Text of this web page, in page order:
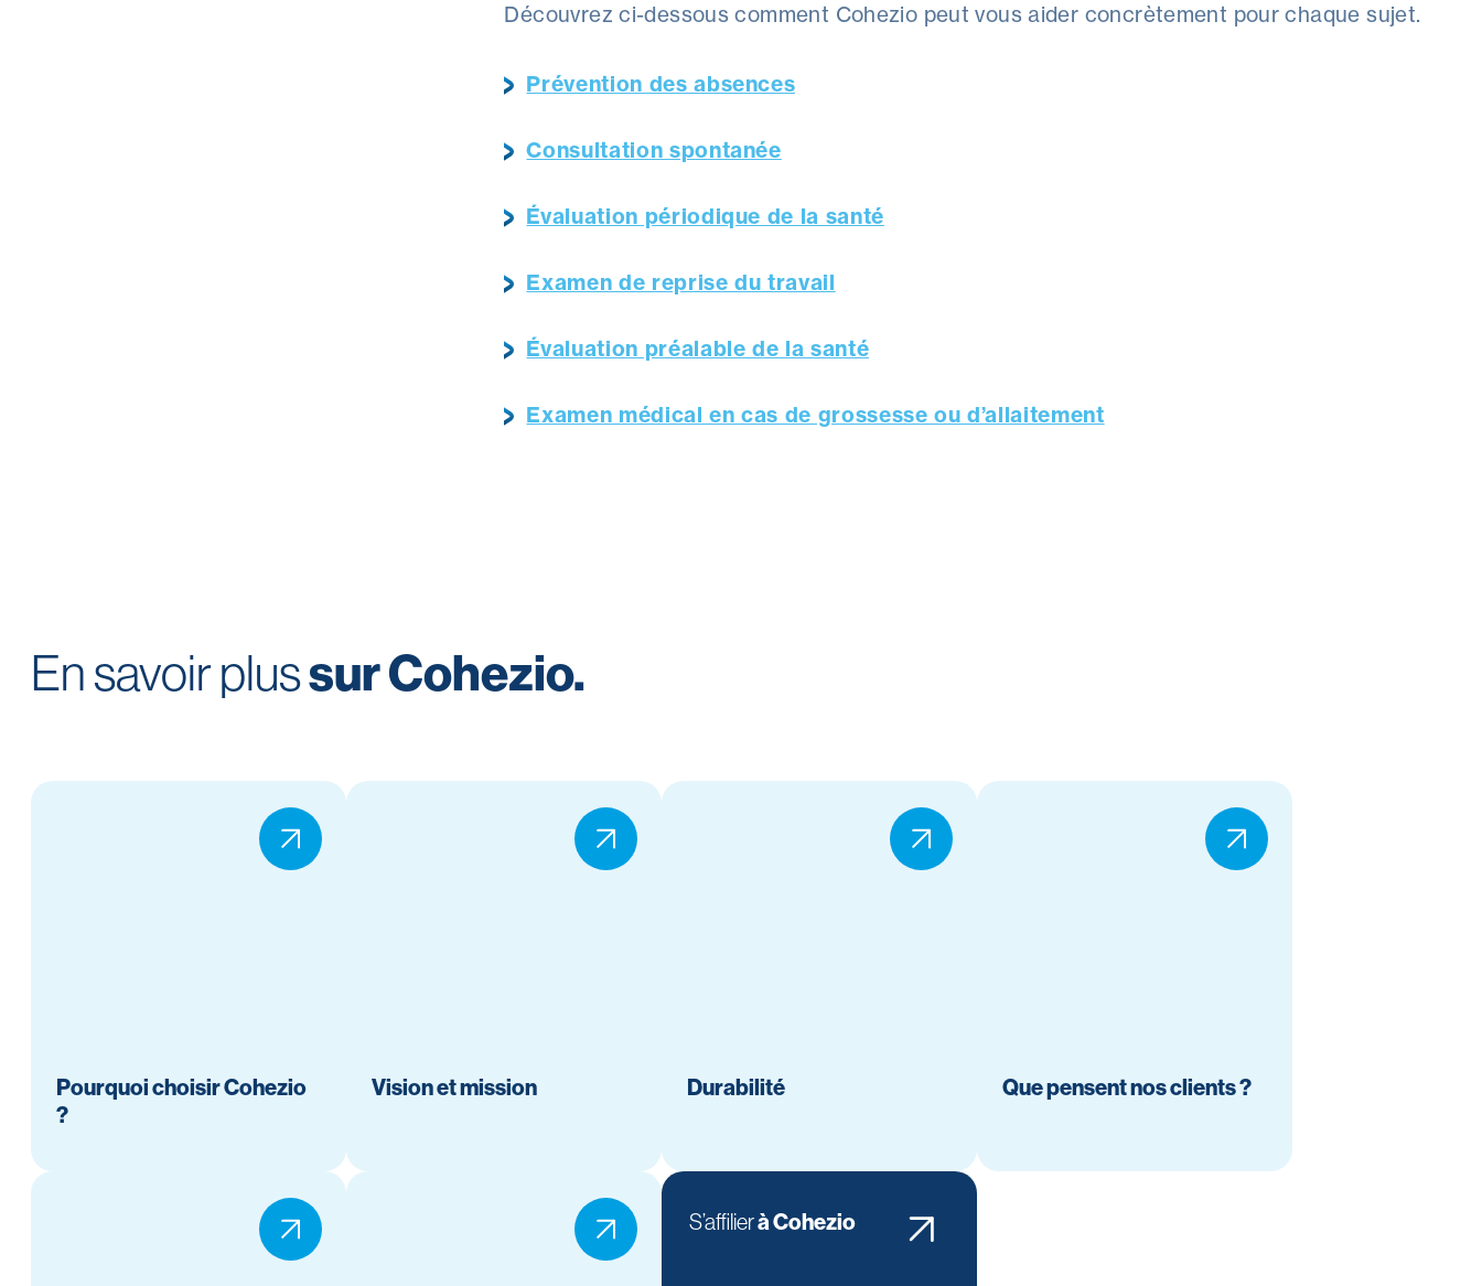
Découvrez ci-dessous comment Cohezio peut vous aider concrètement pour chaque sujet.
Prévention des absences
Consultation spontanée
Évaluation périodique de la santé
Examen de reprise du travail
Évaluation préalable de la santé
Examen médical en cas de grossesse ou d’allaitement
En savoir plussur Cohezio.
Pourquoi choisir Cohezio
?
Vision et mission Durabilité Que pensent nos clients ?
S’affilierà Cohezio